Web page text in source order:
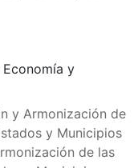
y
de las